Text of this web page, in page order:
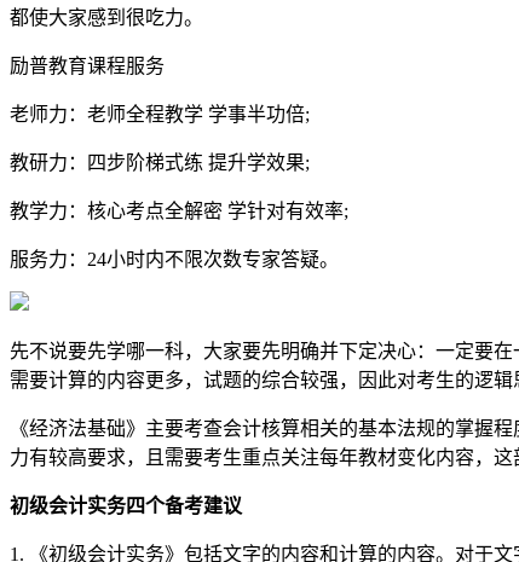
都使大家感到很吃力。
励普教育课程服务
老师力：老师全程教学 学事半功倍;
教研力：四步阶梯式练 提升学效果;
教学力：核心考点全解密 学针对有效率;
服务力：24小时内不限次数专家答疑。
先不说要先学哪一科，大家要先明确并下定决心：一定要
需要计算的内容更多，试题的综合较强，因此对考生的逻辑
《经济法基础》主要考查会计核算相关的基本法规的掌握
力有较高要求，且需要考生重点关注每年教材变化内容，这
初级会计实务四个备考建议
1. 《初级会计实务》包括文字的内容和计算的内容。对于